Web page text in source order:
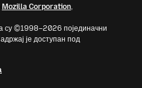
Mozilla Corporation,
су ©1998–2026 појединачни
је доступан под